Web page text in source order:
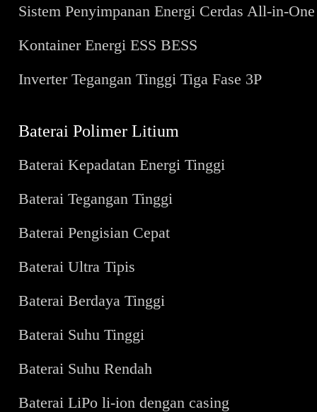
Sistem Penyimpanan Energi Cerdas All-in-
Kontainer Energi ESS BESS
Inverter Tegangan Tinggi Tiga Fase 3P
Baterai Polimer Litium
Baterai Kepadatan Energi Tinggi
Baterai Tegangan Tinggi
Baterai Pengisian Cepat
Baterai Ultra Tipis
Baterai Berdaya Tinggi
Baterai Suhu Tinggi
Baterai Suhu Rendah
Baterai LiPo li-ion dengan casing